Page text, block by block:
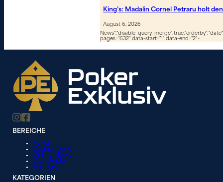
King’s: Madalin Cornel Petraru holt
August 6, 2026
pages="632" data-start="1" data-end="2">
BEREICHE
Poker
Casino News
Online News
City Guide
Turniere
KATEGORIEN